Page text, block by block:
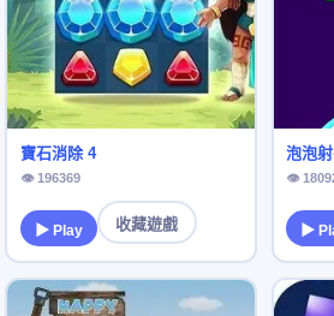
寶石消除 4
👁 196369
▶ Play 收藏遊戲
泡泡
👁
▶